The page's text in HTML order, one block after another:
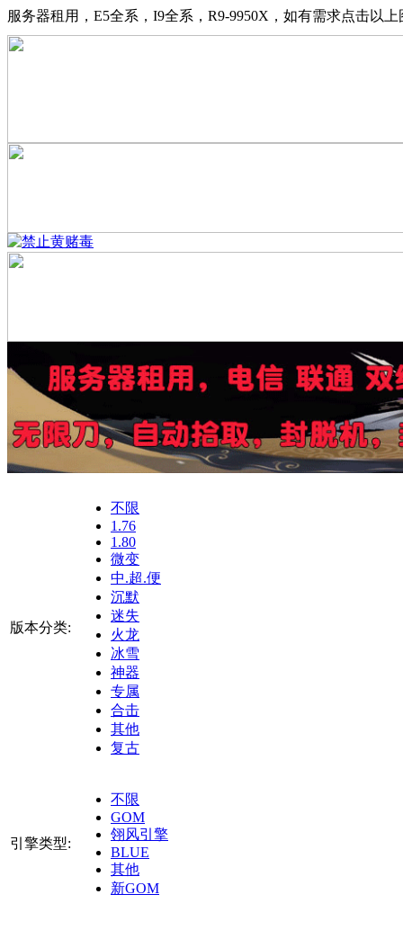
服务器租用，E5全系，I9全系，R9-9950X，如有需求点击以
版本分类:
不限
1.76
1.80
微变
中.超.便
沉默
迷失
火龙
冰雪
神器
专属
合击
其他
复古
引擎类型:
不限
GOM
翎风引擎
BLUE
其他
新GOM